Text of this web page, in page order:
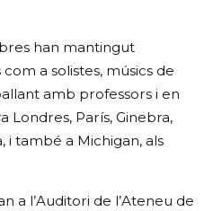
han mantingut
a solistes, músics de
amb professors i en
Londres, París, Ginebra,
i també a Michigan, als
a l’Auditori de l’Ateneu de